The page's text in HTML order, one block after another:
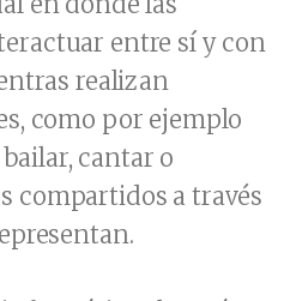
entre sí y con
realizan
como por ejemplo
cantar o
compartidos a través